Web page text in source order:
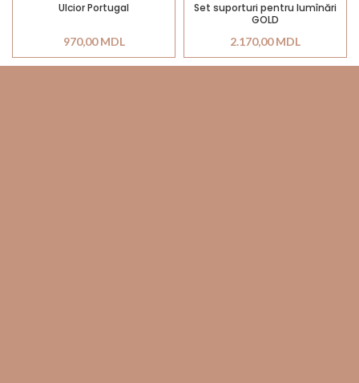
Ulcior Portugal
970,00MDL
Set suporturi pentru lumînări
GOLD
2.170,00MDL